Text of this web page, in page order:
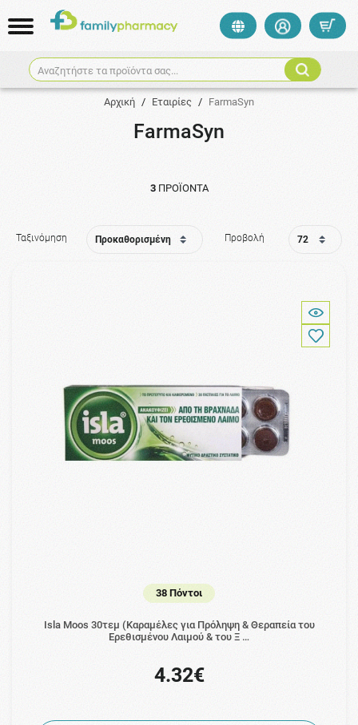
Αναζητήστε τα προϊόντα σας...
Αρχική / Εταιρίες / FarmaSyn
FarmaSyn
3ΠΡΟΪΌΝΤΑ
Ταξινόμηση Προβολή
38 Πόντοι
Isla Moos 30τεμ (Καραμέλες για Πρόληψη & Θεραπεία του
Ερεθισμένου Λαιμού & του Ξ …
4.32€